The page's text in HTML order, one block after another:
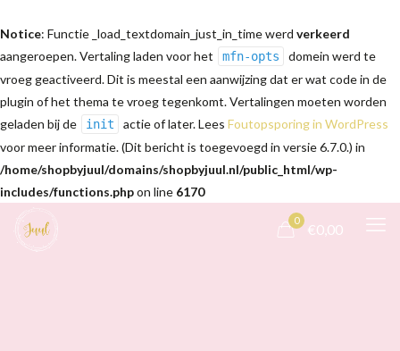
Notice: Functie _load_textdomain_just_in_time werd verkeerd
aangeroepen. Vertaling laden voor het
mfn-opts
domein werd te
vroeg geactiveerd. Dit is meestal een aanwijzing dat er wat code in de
plugin of het thema te vroeg tegenkomt. Vertalingen moeten worden
geladen bij de
init actie of later. Lees Foutopsporing in WordPress
voor meer informatie. (Dit bericht is toegevoegd in versie 6.7.0.) in
/home/shopbyjuul/domains/shopbyjuul.nl/public_html/wp-
includes/functions.phpon line 6170
0
€0,00